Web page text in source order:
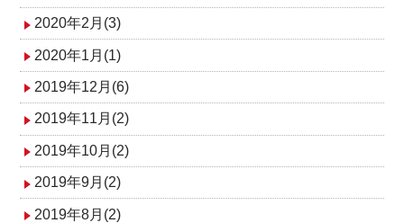
2020年2月(3)
2020年1月(1)
2019年12月(6)
2019年11月(2)
2019年10月(2)
2019年9月(2)
2019年8月(2)